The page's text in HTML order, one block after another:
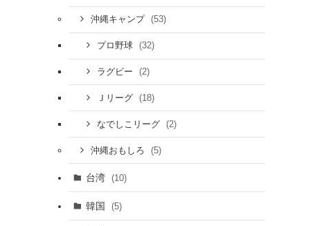
沖縄キャンプ (53)
プロ野球 (32)
ラグビー (2)
Ｊリーグ (18)
なでしこリーグ (2)
沖縄おもしろ (5)
台湾 (10)
韓国 (5)